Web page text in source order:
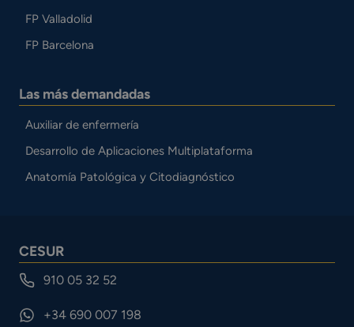
FP Valladolid
FP Barcelona
Las más demandadas
Auxiliar de enfermería
Desarrollo de Aplicaciones Multiplataforma
Anatomía Patológica y Citodiagnóstico
CESUR
910 05 32 52
+34 690 007 198